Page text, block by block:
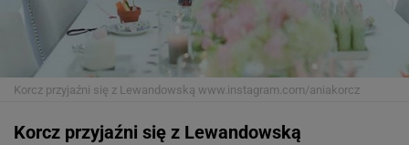
Korcz przyjaźni się z Lewandowską www.instagram.com/aniakorcz
Korcz przyjaźni się z Lewandowską